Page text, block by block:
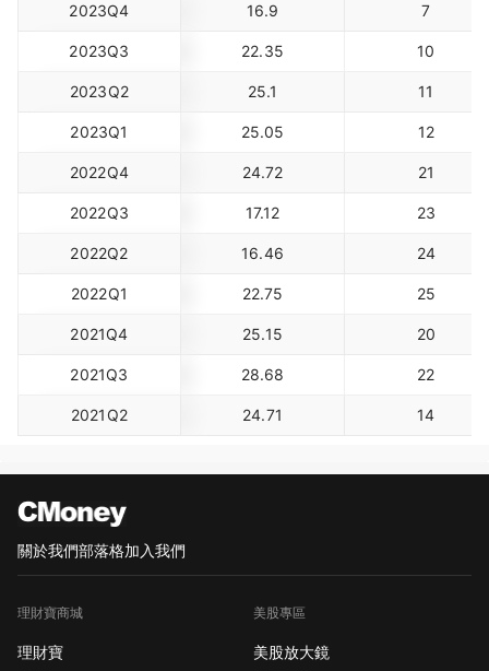
2023Q4 16.9 7
2023Q3 22.35 10
2023Q2 25.1 11
2023Q1 25.05 12
2022Q4 24.72 21
2022Q3 17.12 23
2022Q2 16.46 24
2022Q1 22.75 25
2021Q4 25.15 20
2021Q3 28.68 22
2021Q2 24.71 14
關於我們部落格加入我們
理財寶商城
理財寶
美股專區
美股放大鏡